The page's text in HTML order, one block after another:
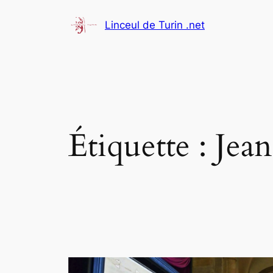
Linceul de Turin .net
Étiquette :